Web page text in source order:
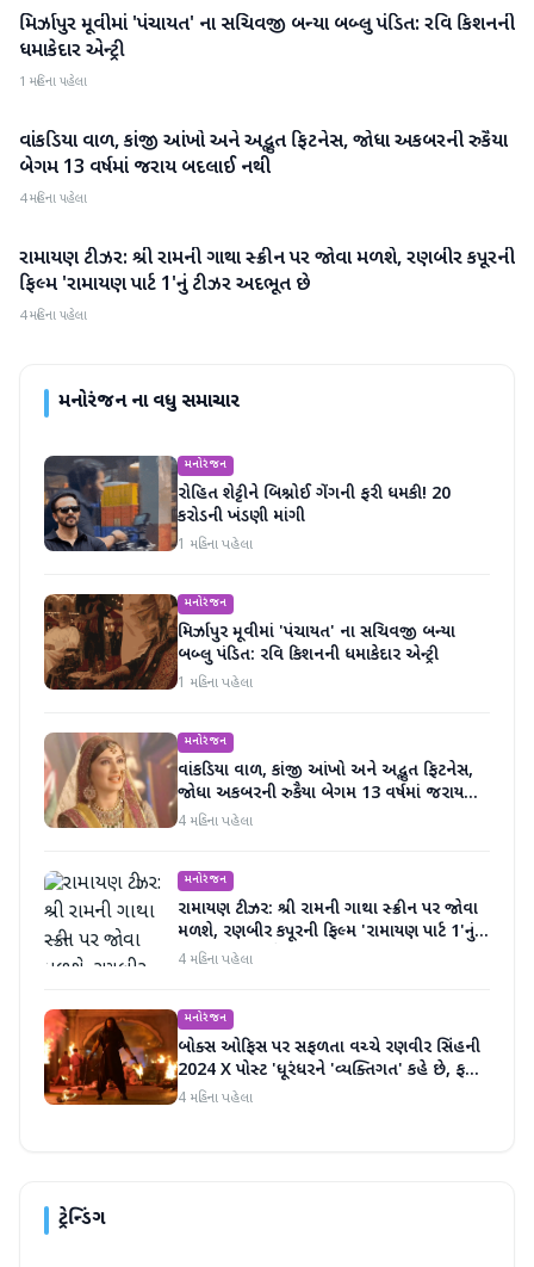
મનોરંજન
મિર્ઝાપુર મૂવીમાં 'પંચાયત' ના સચિવજી બન્યા બબ્લુ પંડિત: રવિ કિશનની
ધમાકેદાર એન્ટ્રી
1 મહિના પહેલા
મનોરંજન
વાંકડિયા વાળ, કાંજી આંખો અને અદ્ભુત ફિટનેસ, જોધા અકબરની રુકૈયા
બેગમ 13 વર્ષમાં જરાય બદલાઈ નથી
4 મહિના પહેલા
મનોરંજન
રામાયણ ટીઝર: શ્રી રામની ગાથા સ્ક્રીન પર જોવા મળશે, રણબીર કપૂરની
ફિલ્મ 'રામાયણ પાર્ટ 1'નું ટીઝર અદભૂત છે
4 મહિના પહેલા
મનોરંજનના વધુ સમાચાર
મનોરંજન
રોહિત શેટ્ટીને બિશ્નોઈ ગેંગની ફરી ધમકી! 20
કરોડની ખંડણી માંગી
1 મહિના પહેલા
મનોરંજન
મિર્ઝાપુર મૂવીમાં 'પંચાયત' ના સચિવજી બન્યા
બબ્લુ પંડિત: રવિ કિશનની ધમાકેદાર એન્ટ્રી
1 મહિના પહેલા
મનોરંજન
વાંકડિયા વાળ, કાંજી આંખો અને અદ્ભુત ફિટનેસ,
જોધા અકબરની રુકૈયા બેગમ 13 વર્ષમાં જરાય
બદલાઈ નથી
4 મહિના પહેલા
મનોરંજન
રામાયણ ટીઝર: શ્રી રામની ગાથા સ્ક્રીન પર જોવા
મળશે, રણબીર કપૂરની ફિલ્મ 'રામાયણ પાર્ટ 1'નું
ટીઝર અદભૂત છે
4 મહિના પહેલા
મનોરંજન
બોક્સ ઓફિસ પર સફળતા વચ્ચે રણવીર સિંહની
2024 X પોસ્ટ 'ધૂરંધરને 'વ્યક્તિગત' કહે છે, ફરી
એકવાર ચર્ચામાં
4 મહિના પહેલા
ટ્રેન્ડિંગ